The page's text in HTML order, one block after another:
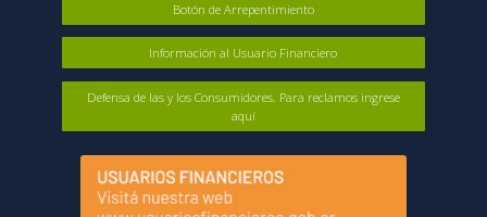
Botón de Arrepentimiento
Información al Usuario Financiero
Defensa de las y los Consumidores. Para reclamos ingrese
aquí